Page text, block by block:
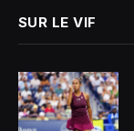
SUR LE VIF